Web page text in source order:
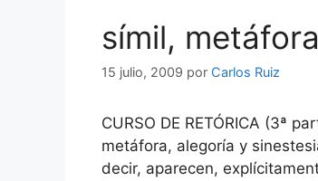
símil,
15 julio, 2009 por Carlos Ruiz
CURSO DE RETÓRICA (3ª
metáfora, alegoría y
decir, aparecen,